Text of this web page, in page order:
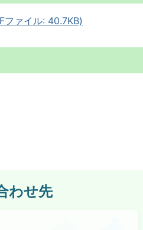
ファイル: 40.7KB)
わせ先